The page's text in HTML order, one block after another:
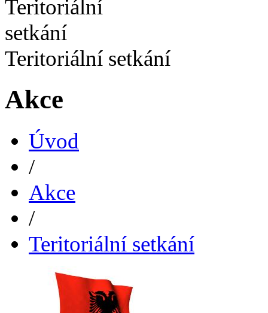
Teritoriální setkání
Akce
Úvod
/
Akce
/
Teritoriální setkání